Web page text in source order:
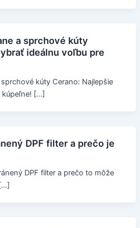
a sprchové kúty
ideálnu voľbu pre
kúty Cerano: Najlepšie
kúpeľne! […]
DPF filter a prečo je
DPF filter a prečo to môže